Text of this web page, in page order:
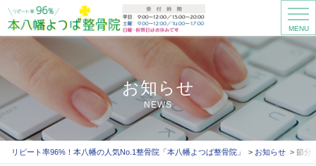
MENU
お知らせ
NEWS
リピート率96%！本八幡の人気No.1整骨院「本八幡よつば整骨院」 お知らせ 節分